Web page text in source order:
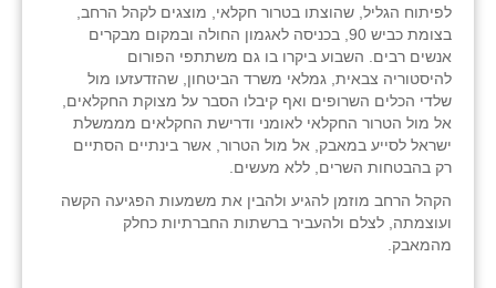
לפיתוח הגליל, שהוצתו בטרור חקלאי, מוצגים לקהל הרחב,
בצומת כביש 90, בכניסה לאגמון החולה ובמקום מבקרים
אנשים רבים. השבוע ביקרו בו גם משתתפי הפורום
להיסטוריה צבאית, גמלאי משרד הביטחון, שהזדעזעו מול
שלדי הכלים השרופים ואף קיבלו הסבר על מצוקת החקלאים,
אל מול הטרור החקלאי לאומני ודרישת החקלאים מממשלת
ישראל לסייע במאבק, אל מול הטרור, אשר בינתיים הסתיים
רק בהבטחות השרים, ללא מעשים.
הקהל הרחב מוזמן להגיע ולהבין את משמעות הפגיעה הקשה
ועוצמתה, לצלם ולהעביר ברשתות החברתיות כחלק
מהמאבק.